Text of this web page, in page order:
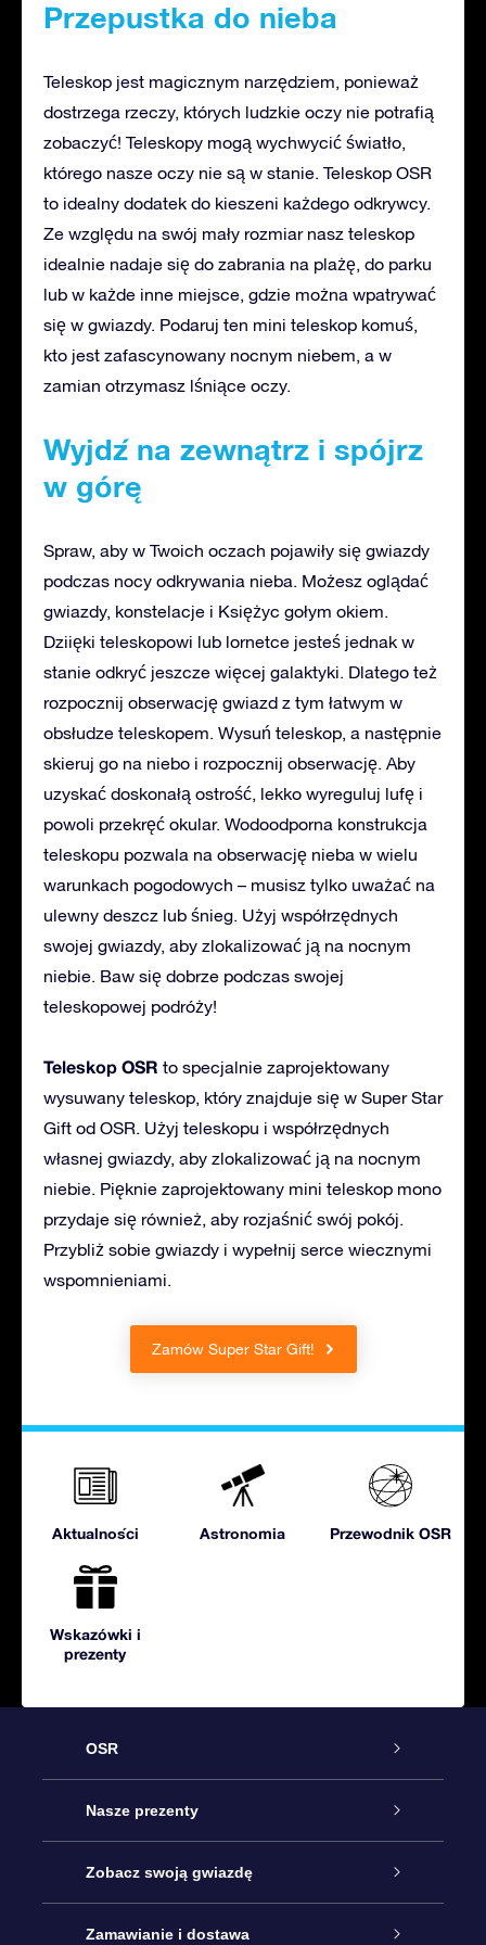
Przepustka do nieba
Teleskop jest magicznym narzędziem, ponieważ
dostrzega rzeczy, których ludzkie oczy nie potrafią
zobaczyć! Teleskopy mogą wychwycić światło,
którego nasze oczy nie są w stanie. Teleskop OSR
to idealny dodatek do kieszeni każdego odkrywcy.
Ze względu na swój mały rozmiar nasz teleskop
idealnie nadaje się do zabrania na plażę, do parku
lub w każde inne miejsce, gdzie można wpatrywać
się w gwiazdy. Podaruj ten mini teleskop komuś,
kto jest zafascynowany nocnym niebem, a w
zamian otrzymasz lśniące oczy.
Wyjdź na zewnątrz i spójrz
w górę
Spraw, aby w Twoich oczach pojawiły się gwiazdy
podczas nocy odkrywania nieba. Możesz oglądać
gwiazdy, konstelacje i Księżyc gołym okiem.
Dziięki teleskopowi lub lornetce jesteś jednak w
stanie odkryć jeszcze więcej galaktyki. Dlatego też
rozpocznij obserwację gwiazd z tym łatwym w
obsłudze teleskopem. Wysuń teleskop, a następnie
skieruj go na niebo i rozpocznij obserwację. Aby
uzyskać doskonałą ostrość, lekko wyreguluj lufę i
powoli przekręć okular. Wodoodporna konstrukcja
teleskopu pozwala na obserwację nieba w wielu
warunkach pogodowych – musisz tylko uważać na
ulewny deszcz lub śnieg. Użyj współrzędnych
swojej gwiazdy, aby zlokalizować ją na nocnym
niebie. Baw się dobrze podczas swojej
teleskopowej podróży!
Teleskop OSR to specjalnie zaprojektowany
wysuwany teleskop, który znajduje się w Super Star
Gift od OSR. Użyj teleskopu i współrzędnych
własnej gwiazdy, aby zlokalizować ją na nocnym
niebie. Pięknie zaprojektowany mini teleskop mono
przydaje się również, aby rozjaśnić swój pokój.
Przybliż sobie gwiazdy i wypełnij serce wiecznymi
wspomnieniami.
Zamów Super Star Gift!
Aktualności Astronomia Przewodnik OSR
Wskazówki i
prezenty
OSR
Obsługa
Kontakt
Blog
Nasze prezenty
Podarunek Gwiazda Online
Pakiet Podarunkowy OSR
Zobacz swoją gwiazdę
Rejestr Gwiazd
Zamawianie i dostawa